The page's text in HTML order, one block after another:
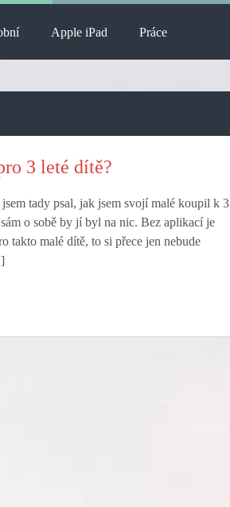
Apple iPad Práce
3 leté dítě?
tady psal, jak jsem svojí malé koupil k 3
o sobě by jí byl na nic. Bez aplikací je
takto malé dítě, to si přece jen nebude